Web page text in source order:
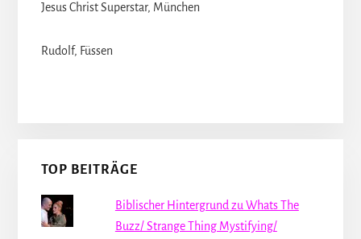
Jesus Christ Superstar, München
Rudolf, Füssen
TOP BEITRÄGE
Biblischer Hintergrund zu Whats The
Buzz/ Strange Thing Mystifying/